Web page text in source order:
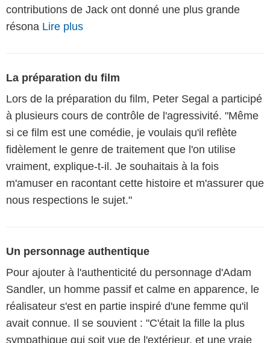
contributions de Jack ont donné une plus grande
résona Lire plus
La préparation du film
Lors de la préparation du film, Peter Segal a participé
à plusieurs cours de contrôle de l'agressivité. "Même
si ce film est une comédie, je voulais qu'il reflète
fidèlement le genre de traitement que l'on utilise
vraiment, explique-t-il. Je souhaitais à la fois
m'amuser en racontant cette histoire et m'assurer que
nous respections le sujet."
Un personnage authentique
Pour ajouter à l'authenticité du personnage d'Adam
Sandler, un homme passif et calme en apparence, le
réalisateur s'est en partie inspiré d'une femme qu'il
avait connue. Il se souvient : "C'était la fille la plus
sympathique qui soit vue de l'extérieur, et une vraie